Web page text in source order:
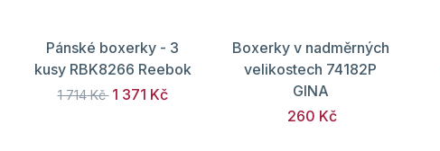
Pánské boxerky - 3
kusy RBK8266 Reebok
1 714 Kč 1 371 Kč
Boxerky v nadměrných
velikostech 74182P
GINA
260 Kč